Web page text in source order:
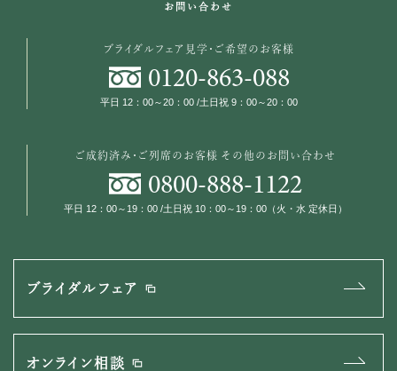
お問い合わせ
ブライダルフェア見学・ご希望のお客様
0120-863-088
平日 12：00～20：00 /土日祝 9：00～20：00
ご成約済み・ご列席のお客様その他のお問い合わせ
0800-888-1122
平日 12：00～19：00 /土日祝 10：00～19：00（火・水 定休日）
ブライダルフェア
オンライン相談